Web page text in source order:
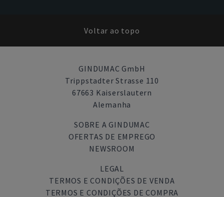
Voltar ao topo
GINDUMAC GmbH
Trippstadter Strasse 110
67663 Kaiserslautern
Alemanha
SOBRE A GINDUMAC
OFERTAS DE EMPREGO
NEWSROOM
LEGAL
TERMOS E CONDIÇÕES DE VENDA
TERMOS E CONDIÇÕES DE COMPRA